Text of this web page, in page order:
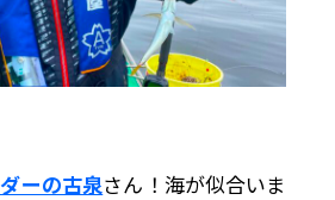
ーの古泉さん！海が似合いま